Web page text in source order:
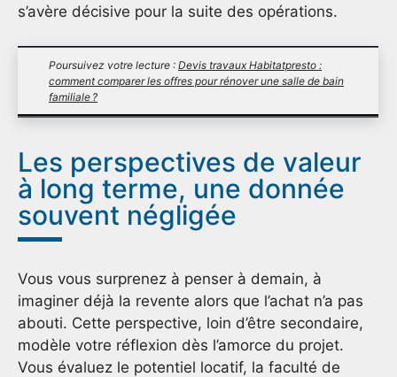
s’avère décisive pour la suite des opérations.
Poursuivez votre lecture : Devis travaux Habitatpresto :
comment comparer les offres pour rénover une salle de bain
familiale ?
Les perspectives de valeur
à long terme, une donnée
souvent négligée
Vous vous surprenez à penser à demain, à
imaginer déjà la revente alors que l’achat n’a pas
abouti. Cette perspective, loin d’être secondaire,
modèle votre réflexion dès l’amorce du projet.
Vous évaluez le potentiel locatif, la faculté de